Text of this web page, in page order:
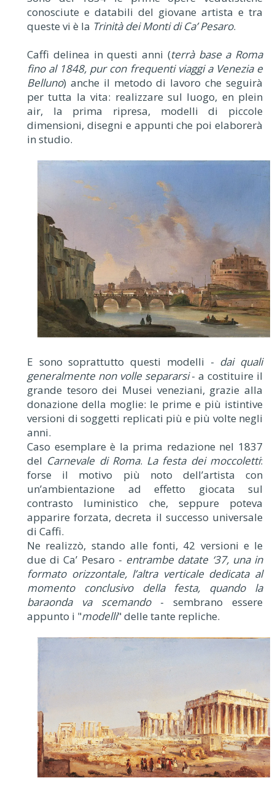
conosciute e databili del giovane artista e tra
queste vi è la Trinità dei Monti di Ca’ Pesaro.
Caffi delinea in questi anni (terrà base a Roma
fino al 1848, pur con frequenti viaggi a Venezia e
Belluno) anche il metodo di lavoro che seguirà
per tutta la vita: realizzare sul luogo, en plein
air, la prima ripresa, modelli di piccole
dimensioni, disegni e appunti che poi elaborerà
in studio.
E sono soprattutto questi modelli - dai quali
generalmente non volle separarsi- a costituire il
grande tesoro dei Musei veneziani, grazie alla
donazione della moglie: le prime e più istintive
versioni di soggetti replicati più e più volte negli
anni.
Caso esemplare è la prima redazione nel 1837
del Carnevale di Roma. La festa dei moccoletti:
forse il motivo più noto dell’artista con
un’ambientazione ad effetto giocata sul
contrasto luministico che, seppure poteva
apparire forzata, decreta il successo universale
di Caffi.
Ne realizzò, stando alle fonti, 42 versioni e le
due di Ca’ Pesaro - entrambe datate ‘37, una in
formato orizzontale, l’altra verticale dedicata al
momento conclusivo della festa, quando la
baraonda va scemando- sembrano essere
appunto i "modelli" delle tante repliche.